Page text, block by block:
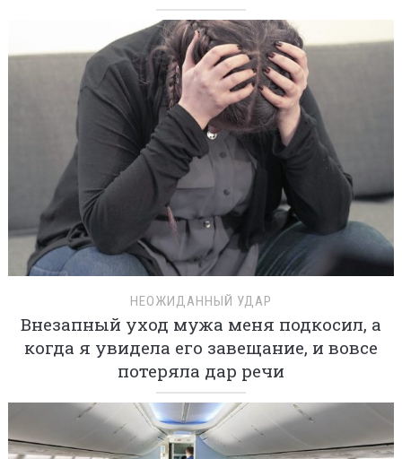
НЕОЖИДАННЫЙ УДАР
Внезапный уход мужа меня подкосил, а
когда я увидела его завещание, и вовсе
потеряла дар речи